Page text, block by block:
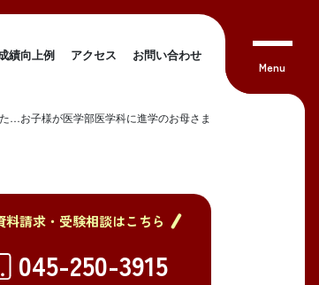
績向上例 アクセス お問い合わせ
…お子様が医学部医学科に進学のお母さま
料請求・受験相談はこちら
045-250-3915